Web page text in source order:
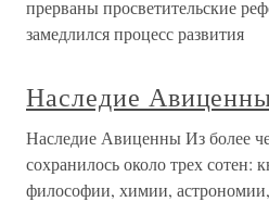
прерваны просветительские
замедлился процесс развития
Наследие
Наследие Авиценны Из более
сохранилось около трех сотен:
философии, химии,